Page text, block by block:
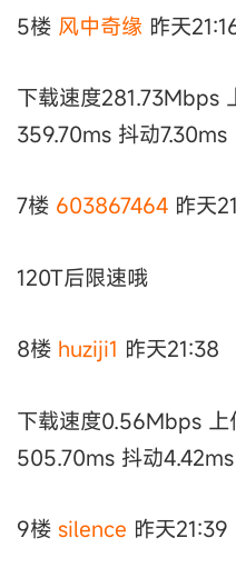
5楼 风中奇缘 昨天
下载速度281.73Mbps
359.70ms 抖动7.30ms
7楼 603867464 昨天
120T后限速哦
8楼 huziji1 昨天21:38
下载速度0.56Mbps
505.70ms 抖动4.42ms
9楼 silence 昨天21:39